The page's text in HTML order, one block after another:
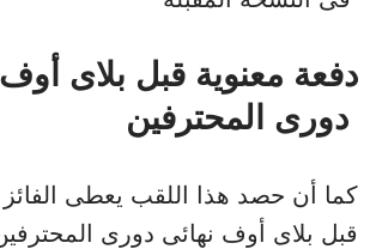
دفعة معنوية قبل بلاى
كما أن حصد هذا اللقب يعطى الفائز
قبل بلاى أوف نهائى دورى المحترفين